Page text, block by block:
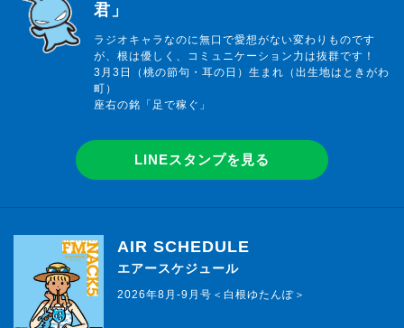
君」
ラジオキャラなのに無口で愛想がない変わりものです
が、根は優しく、コミュニケーション力は抜群です！
3月3日（桃の節句・耳の日）生まれ（出生地はときがわ
町）
座右の銘「足で稼ぐ」
LINEスタンプを見る
AIR SCHEDULE
エアースケジュール
2026年8月-9月号＜白根ゆたんぽ＞